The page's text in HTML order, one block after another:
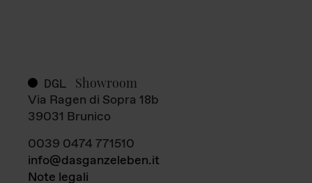
DGL Showroom
Via Ragen di Sopra 18b
39031 Brunico
0039 0474 771510
info@dasganzeleben.it
Note legali